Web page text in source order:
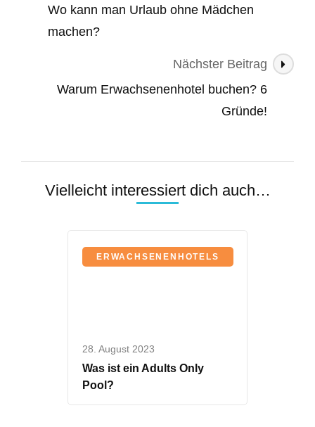
Wo kann man Urlaub ohne Mädchen
machen?
Nächster Beitrag
Warum Erwachsenenhotel buchen? 6
Gründe!
Vielleicht interessiert dich auch…
ERWACHSENENHOTELS
28. August 2023
Was ist ein Adults Only
Pool?